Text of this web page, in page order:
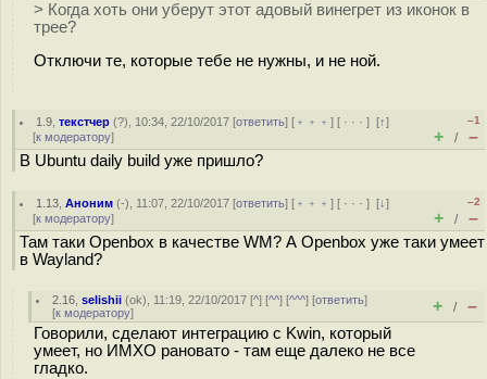
> Когда хоть они уберут этот адовый винегрет из иконок в
трее?
Отключи те, которые тебе не нужны, и не ной.
1.9 ,текстчер (?), 10:34, 22/10/2017 [ответить] [ ﹢﹢﹢] [ · · ·][↑]
[к модератору]
–1
+ / –
В Ubuntu daily build уже пришло?
1.13 ,Аноним (-), 11:07, 22/10/2017 [ответить] [ ﹢﹢﹢] [ · · ·][↓]
[к модератору]
–2
+ / –
Там таки Openbox в качестве WM? А Openbox уже таки умеет
в Wayland?
2.16 ,selishii (ok), 11:19, 22/10/2017 [^] [^^] [^^^] [ответить]
[к модератору] + / –
Говорили, сделают интеграцию с Kwin, который
умеет, но ИМХО рановато - там еще далеко не все
гладко.